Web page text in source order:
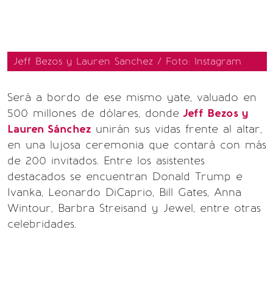
Jeff Bezos y Lauren Sanchez / Foto: Instagram
Será a bordo de ese mismo yate, valuado en
500 millones de dólares, donde Jeff Bezos y
Lauren Sánchez unirán sus vidas frente al altar,
en una lujosa ceremonia que contará con más
de 200 invitados. Entre los asistentes
destacados se encuentran Donald Trump e
Ivanka, Leonardo DiCaprio, Bill Gates, Anna
Wintour, Barbra Streisand y Jewel, entre otras
celebridades.